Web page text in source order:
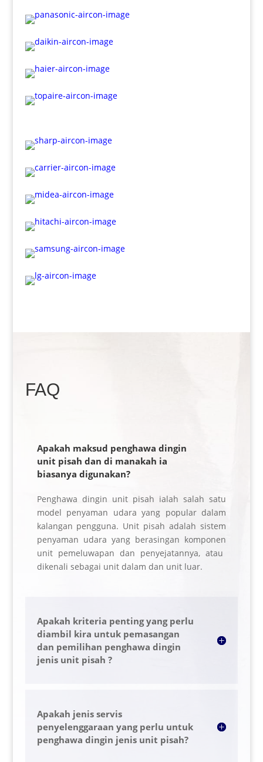
FAQ
Apakah maksud penghawa dingin
unit pisah dan di manakah ia
biasanya digunakan?
Penghawa dingin unit pisah ialah salah satu
model penyaman udara yang popular dalam
kalangan pengguna. Unit pisah adalah sistem
penyaman udara yang berasingan komponen
unit pemeluwapan dan penyejatannya, atau
dikenali sebagai unit dalam dan unit luar.
Apakah kriteria penting yang perlu
diambil kira untuk pemasangan
dan pemilihan penghawa dingin
jenis unit pisah ?
Apakah jenis servis
penyelenggaraan yang perlu untuk
penghawa dingin jenis unit pisah?